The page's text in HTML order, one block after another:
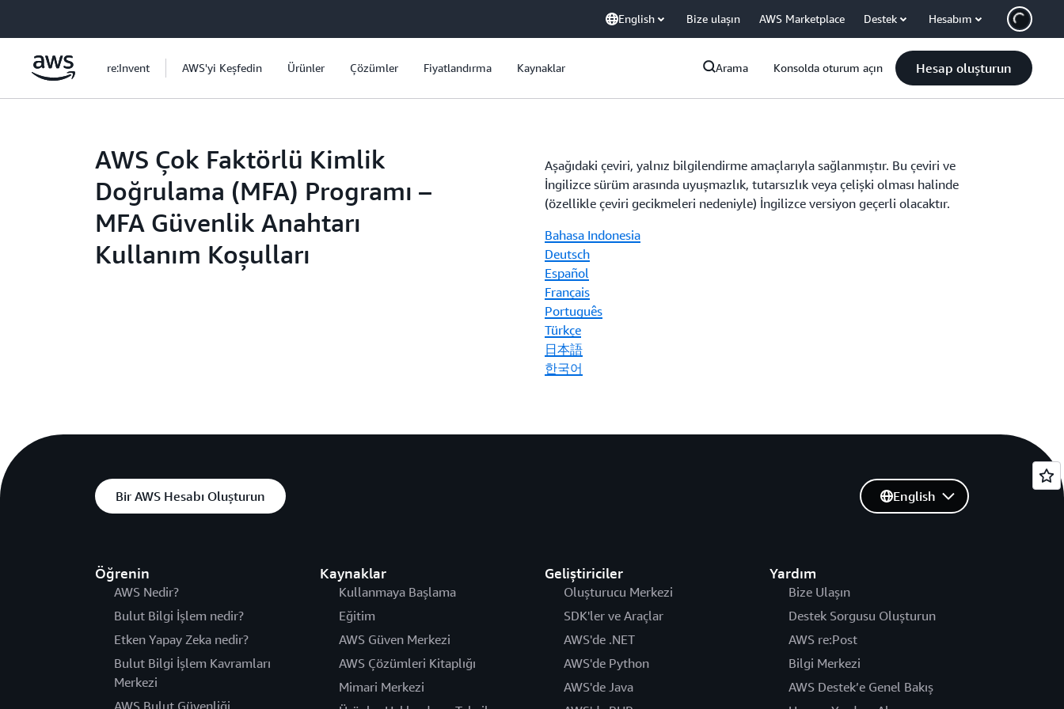
English Bize ulaşın AWS Marketplace Destek Hesabım
re:Invent AWS'yi Keşfedin Ürünler Çözümler Fiyatlandırma Kaynaklar Arama Konsolda oturum açın Hesap oluşturun
AWS Çok Faktörlü Kimlik
Doğrulama (MFA) Programı –
MFA Güvenlik Anahtarı
Kullanım Koşulları
Aşağıdaki çeviri, yalnız bilgilendirme amaçlarıyla sağlanmıştır. Bu çeviri ve
İngilizce sürüm arasında uyuşmazlık, tutarsızlık veya çelişki olması halinde
(özellikle çeviri gecikmeleri nedeniyle) İngilizce versiyon geçerli olacaktır.
Bahasa Indonesia
Deutsch
Español
Français
Português
Türkçe
日本語
한국어
Bir AWS Hesabı Oluşturun
Öğrenin
AWS Nedir?
Bulut Bilgi İşlem nedir?
Etken Yapay Zeka nedir?
Bulut Bilgi İşlem Kavramları
Merkezi
AWS Bulut Güvenliği
Kaynaklar
Kullanmaya Başlama
Eğitim
AWS Güven Merkezi
AWS Çözümleri Kitaplığı
Mimari Merkezi
Geliştiriciler
Oluşturucu Merkezi
SDK'ler ve Araçlar
AWS'de .NET
AWS'de Python
AWS'de Java
Yardım
Bize Ulaşın
Destek Sorgusu Oluşturun
AWS re:Post
Bilgi Merkezi
AWS Destek’e Genel Bakış
English